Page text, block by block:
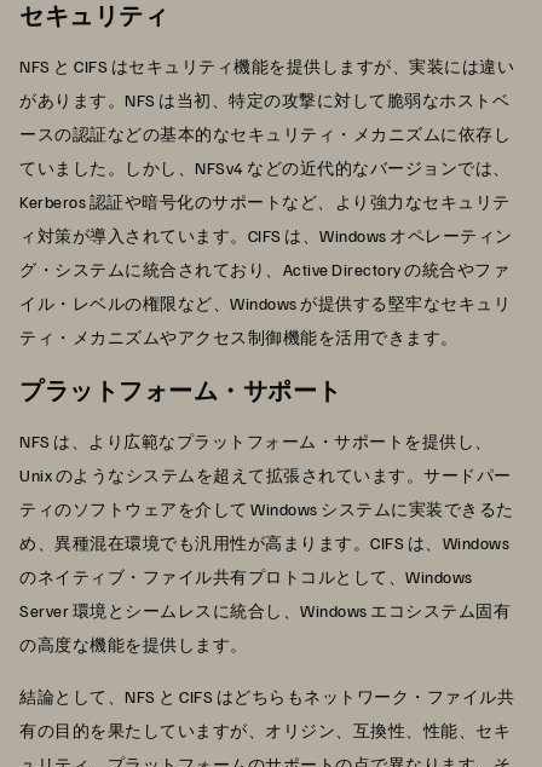
セキュリティ
NFS と CIFS はセキュリティ機能を提供しますが、実装には違い
があります。NFS は当初、特定の攻撃に対して脆弱なホストベ
ースの認証などの基本的なセキュリティ・メカニズムに依存し
ていました。しかし、NFSv4 などの近代的なバージョンでは、
Kerberos 認証や暗号化のサポートなど、より強力なセキュリテ
ィ対策が導入されています。CIFS は、Windows オペレーティン
グ・システムに統合されており、Active Directory の統合やファ
イル・レベルの権限など、Windows が提供する堅牢なセキュリ
ティ・メカニズムやアクセス制御機能を活用できます。
プラットフォーム・サポート
NFS は、より広範なプラットフォーム・サポートを提供し、
Unix のようなシステムを超えて拡張されています。サードパー
ティのソフトウェアを介して Windows システムに実装できるた
め、異種混在環境でも汎用性が高まります。CIFS は、Windows
のネイティブ・ファイル共有プロトコルとして、Windows
Server 環境とシームレスに統合し、Windows エコシステム固有
の高度な機能を提供します。
結論として、NFS と CIFS はどちらもネットワーク・ファイル共
有の目的を果たしていますが、オリジン、互換性、性能、セキ